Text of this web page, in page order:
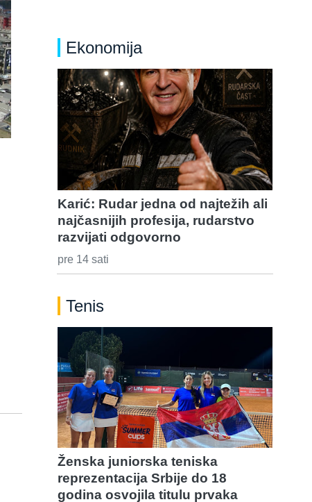
Ekonomija
Karić: Rudar jedna od najtežih ali
najčasnijih profesija, rudarstvo
razvijati odgovorno
pre 14 sati
Tenis
Ženska juniorska teniska
reprezentacija Srbije do 18
godina osvojila titulu prvaka